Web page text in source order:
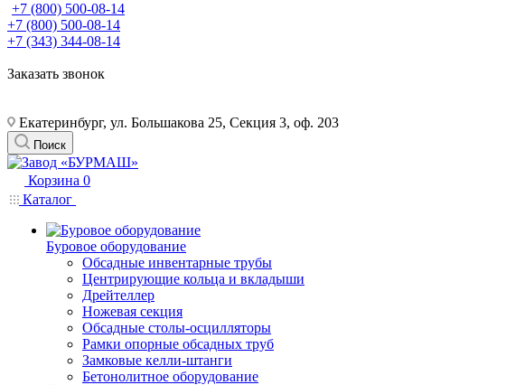
+7 (800) 500-08-14
+7 (800) 500-08-14
+7 (343) 344-08-14
Заказать звонок
Екатеринбург, ул. Большакова 25, Секция 3, оф. 203
Поиск
Корзина 0
Каталог
Буровое оборудование
Обсадные инвентарные трубы
Центрирующие кольца и вкладыши
Дрейтеллер
Ножевая секция
Обсадные столы-осцилляторы
Рамки опорные обсадных труб
Замковые келли-штанги
Бетонолитное оборудование